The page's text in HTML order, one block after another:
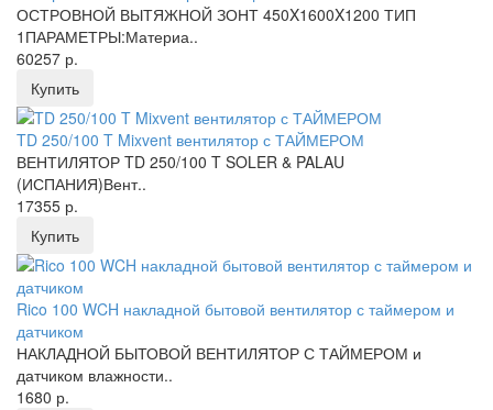
ОСТРОВНОЙ ВЫТЯЖНОЙ ЗОНТ 450X1600X1200 ТИП
1ПАРАМЕТРЫ:Материа..
60257 р.
Купить
TD 250/100 T Mixvent вентилятор с ТАЙМЕРОМ
ВЕНТИЛЯТОР TD 250/100 T SOLER & PALAU
(ИСПАНИЯ)Вент..
17355 р.
Купить
Rico 100 WCH накладной бытовой вентилятор с таймером и
датчиком
НАКЛАДНОЙ БЫТОВОЙ ВЕНТИЛЯТОР С ТАЙМЕРОМ и
датчиком влажности..
1680 р.